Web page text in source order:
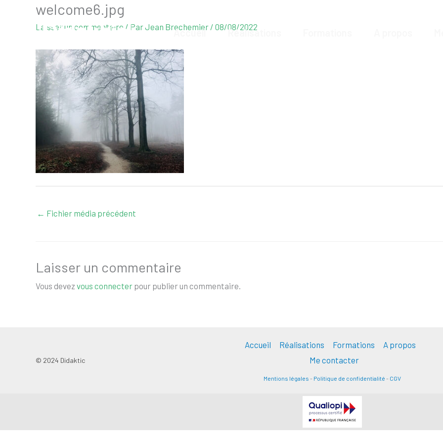
Accueil Réalisations
welcome6.jpg
Laisser un commentaire / ParJean Brechemier / 08/08/2022
← Fichier média précédent
Laisser un commentaire
Vous devez vous connecter pour publier un commentaire.
© 2024 Didaktic
Accueil Réalisations Formations
A propos
Me contacter
Mentions légales - Politique de confidentialité - CGV